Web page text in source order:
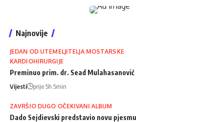
Najnovije
JEDAN OD UTEMELJITELJA MOSTARSKE
KARDIOHIRURGIJE
Preminuo prim. dr. Sead Mulahasanović
Vijesti prije 5h 5min
ZAVRŠIO DUGO OČEKIVANI ALBUM
Dado Sejdievski predstavio novu pjesmu